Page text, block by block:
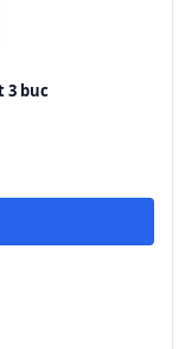
3 buc